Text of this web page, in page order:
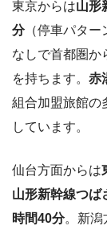
東京からは山形
分（停車パター
なしで首都圏か
を持ちます。 赤
組合加盟旅館の
しています。
仙台方面からは
山形新幹線つば
時間40分。新潟